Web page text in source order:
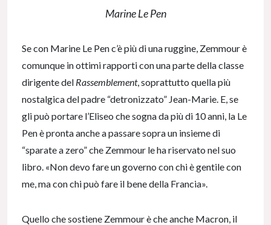
Marine Le Pen
Se con Marine Le Pen c’è più di una ruggine, Zemmour è
comunque in ottimi rapporti con una parte della classe
dirigente del Rassemblement, soprattutto quella più
nostalgica del padre “detronizzato” Jean-Marie. E, se
gli può portare l’Eliseo che sogna da più di 10 anni, la Le
Pen è pronta anche a passare sopra un insieme di
“sparate a zero” che Zemmour le ha riservato nel suo
libro. «Non devo fare un governo con chi è gentile con
me, ma con chi può fare il bene della Francia».
Quello che sostiene Zemmour è che anche Macron, il